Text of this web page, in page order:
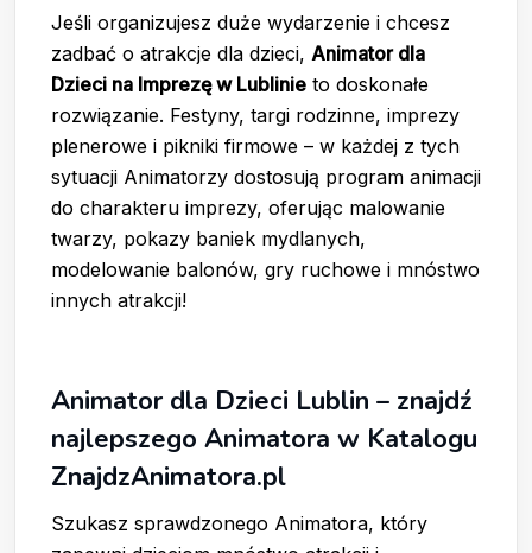
Jeśli organizujesz duże wydarzenie i chcesz
zadbać o atrakcje dla dzieci, Animator dla
Dzieci na Imprezę w Lublinie to doskonałe
rozwiązanie. Festyny, targi rodzinne, imprezy
plenerowe i pikniki firmowe – w każdej z tych
sytuacji Animatorzy dostosują program animacji
do charakteru imprezy, oferując malowanie
twarzy, pokazy baniek mydlanych,
modelowanie balonów, gry ruchowe i mnóstwo
innych atrakcji!
Animator dla Dzieci Lublin – znajdź
najlepszego Animatora w Katalogu
ZnajdzAnimatora.pl
Szukasz sprawdzonego Animatora, który